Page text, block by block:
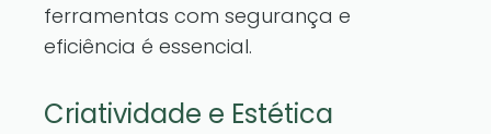
ferramentas com segurança e
eficiência é essencial.
Criatividade e Estética